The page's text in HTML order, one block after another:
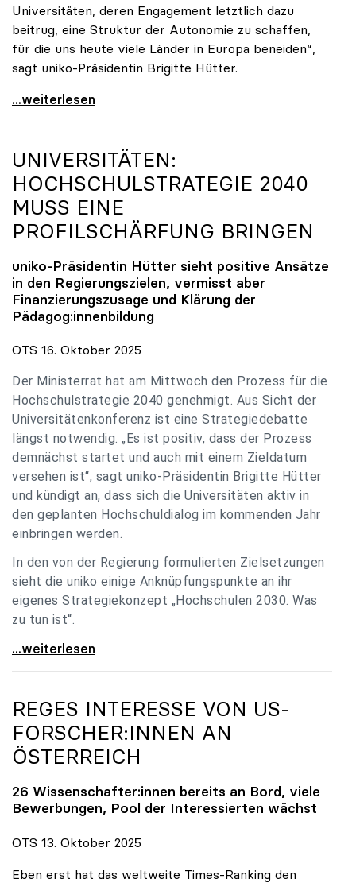
Universitäten, deren Engagement letztlich dazu
beitrug, eine Struktur der Autonomie zu schaffen,
für die uns heute viele Länder in Europa beneiden“,
sagt uniko-Präsidentin Brigitte Hütter.
uniko trauert um ehemaligen Präsidenten Peter
...weiterlesen
UNIVERSITÄTEN:
HOCHSCHULSTRATEGIE 2040
MUSS EINE
PROFILSCHÄRFUNG BRINGEN
uniko-Präsidentin Hütter sieht positive Ansätze
in den Regierungszielen, vermisst aber
Finanzierungszusage und Klärung der
Pädagog:innenbildung
OTS 16. Oktober 2025
Der Ministerrat hat am Mittwoch den Prozess für die
Hochschulstrategie 2040 genehmigt. Aus Sicht der
Universitätenkonferenz ist eine Strategiedebatte
längst notwendig. „Es ist positiv, dass der Prozess
demnächst startet und auch mit einem Zieldatum
versehen ist“, sagt uniko-Präsidentin Brigitte Hütter
und kündigt an, dass sich die Universitäten aktiv in
den geplanten Hochschuldialog im kommenden Jahr
einbringen werden.
In den von der Regierung formulierten Zielsetzungen
sieht die uniko einige Anknüpfungspunkte an ihr
eigenes Strategiekonzept „Hochschulen 2030. Was
zu tun ist“.
Universitäten: Hochschulstrategie 2040 muss eine
...weiterlesen
REGES INTERESSE VON US-
FORSCHER:INNEN AN
ÖSTERREICH
26 Wissenschafter:innen bereits an Bord, viele
Bewerbungen, Pool der Interessierten wächst
OTS 13. Oktober 2025
Eben erst hat das weltweite Times-Ranking den